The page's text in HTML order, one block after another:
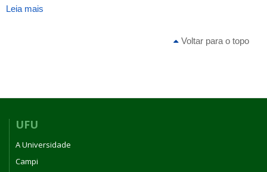
Leia mais
2025
INSTITUTO
Voltar para o topo
UFU
A Universidade
Campi